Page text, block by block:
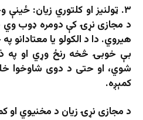
۳. ټولنیز او کلتوري زیان:
د مجازی نړۍ کې دومره ډوب
هیروي. دا د الکولو یا معتادانو
بې خوبۍ څخه رنځ وړي او په
شوي، او حتی د دوی شاوخوا
کمېږه.
د مجازی نړۍ زیان د مخنیوي او